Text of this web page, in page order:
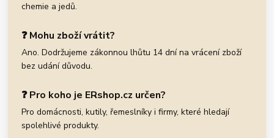
chemie a jedů.
❓ Mohu zboží vrátit?
Ano. Dodržujeme zákonnou lhůtu 14 dní na vrácení zboží
bez udání důvodu.
❓ Pro koho je ERshop.cz určen?
Pro domácnosti, kutily, řemeslníky i firmy, které hledají
spolehlivé produkty.